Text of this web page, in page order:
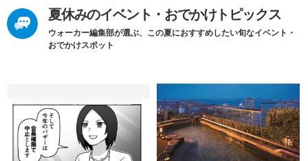
夏休みのイベント・おでかけトピックス
ウォーカー編集部が選ぶ、この夏におすすめしたい旬なイベント・
おでかけスポット